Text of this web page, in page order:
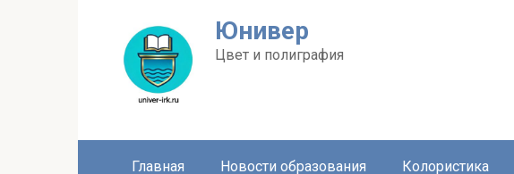
Юнивер
Цвет и полиграфия
Главная Новости образования Колористика